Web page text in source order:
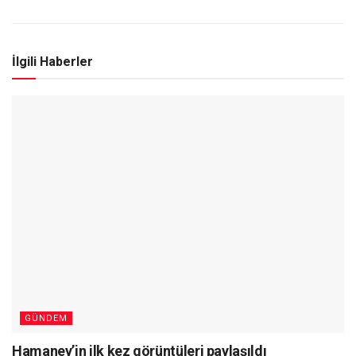
İlgili Haberler
GÜNDEM
Hamaney’in ilk kez görüntüleri paylaşıldı